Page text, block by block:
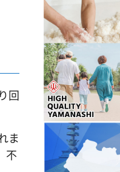
回
ま
不